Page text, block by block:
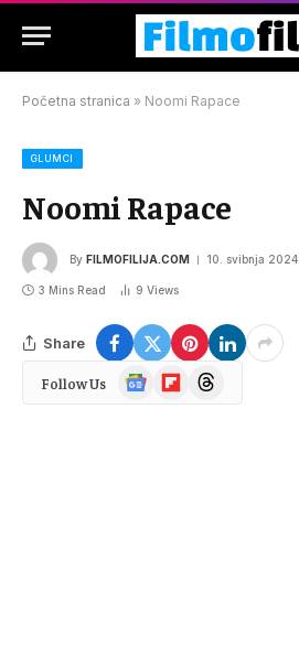
Početna stranica » Noomi Rapace
GLUMCI
Noomi Rapace
By FILMOFILIJA.COM 10. svibnja 2024.
3 Mins Read 9 Views
Share
Follow Us
Google
News
FlipboardThreads